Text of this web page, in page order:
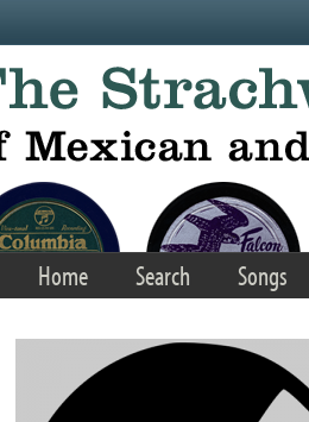
Home Search Songs